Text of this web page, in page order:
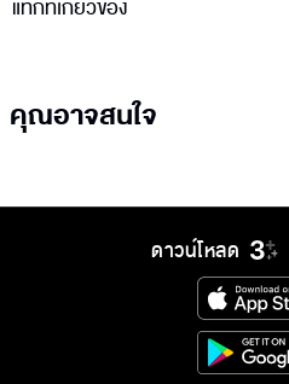
แท็กที่เกี่ยวข้อง
คุณอาจสนใจ
ดาวน์โหลด